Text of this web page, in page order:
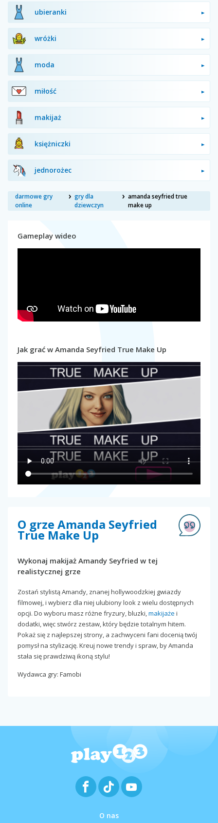
ubieranki
wróżki
moda
miłość
makijaż
księżniczki
jednorożec
darmowe gry
online
gry dla
dziewczyn
amanda seyfried true
make up
Gameplay wideo
Jak grać w Amanda Seyfried True Make Up
O grze Amanda Seyfried
True Make Up
Wykonaj makijaż Amandy Seyfried w tej
realistycznej grze
Zostań stylistą Amandy, znanej hollywoodzkiej gwiazdy
filmowej, i wybierz dla niej ulubiony look z wielu dostępnych
opcji. Do wyboru masz różne fryzury, bluzki,makijaże i
dodatki, więc stwórz zestaw, który będzie totalnym hitem.
Pokaż się z najlepszej strony, a zachwyceni fani docenią twój
pomysł na stylizację. Kreuj nowe trendy i spraw, by Amanda
stała się prawdziwą ikoną stylu!
Wydawca gry: Famobi
O nas